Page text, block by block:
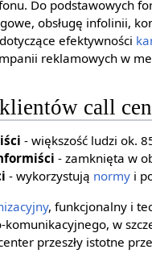
Do podstawowych
obsługę infolinii,
efektywności
reklamowych w
call
- większość ludzi ok.
- zamknięta w
- wykorzystują normyi
, funkcjonalny i
komunikacyjnego, w
przeszły istotne